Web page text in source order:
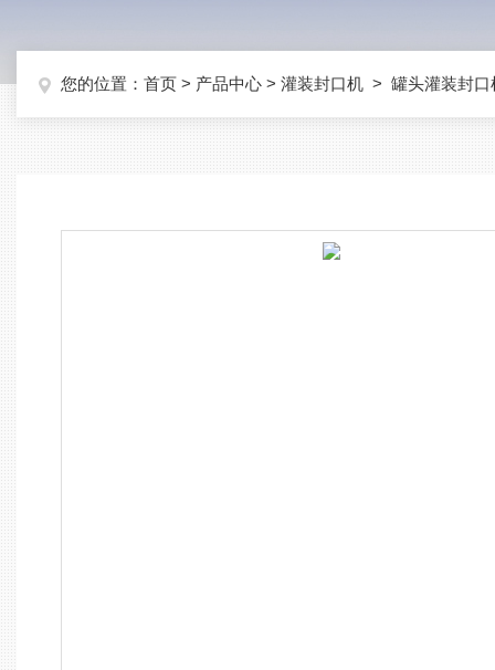
您的位置： 首页 > 产品中心 > 灌装封口机 > 罐头灌装封口